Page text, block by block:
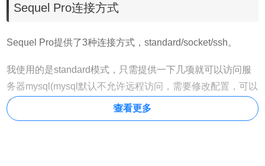
Sequel Pro连接方式
Sequel Pro提供了3种连接方式，standard/socket/ssh。
我使用的是standard模式，只需提供一下几项就可以访问服
务器mysql(mysql默认不允许远程访问，需要修改配置，可以
参考 配置mysql允许远程连接的方法）。
查看更多